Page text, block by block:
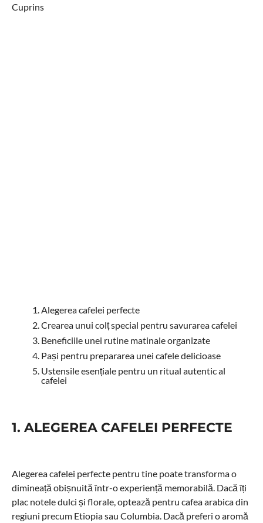
Cuprins
Alegerea cafelei perfecte
Crearea unui colț special pentru savurarea cafelei
Beneficiile unei rutine matinale organizate
Pași pentru prepararea unei cafele delicioase
Ustensile esențiale pentru un ritual autentic al
cafelei
1. ALEGEREA CAFELEI PERFECTE
Alegerea cafelei perfecte pentru tine poate transforma o
dimineață obișnuită într-o experiență memorabilă. Dacă îți
plac notele dulci și florale, optează pentru cafea arabica din
regiuni precum Etiopia sau Columbia. Dacă preferi o aromă